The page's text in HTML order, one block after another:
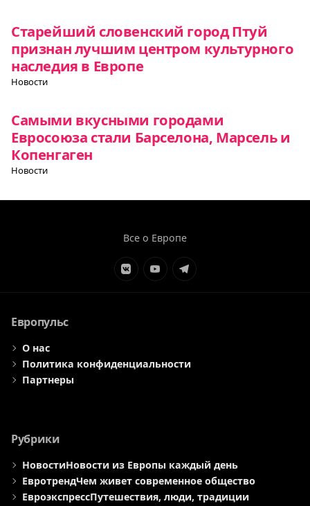
Старейший словенский город Птуй
признан лучшим центром культурного
наследия в Европе
Новости
Самыми вкусными городами
Евросоюза стали Барселона, Марсель и
Копенгаген
Новости
Все о Европе
ЭлементЭлементЭлемент
Европульс
О нас
Политика конфиденциальности
Партнеры
Рубрики
НовостиНовости из Европы каждый день
ЕвротрендЧем живет современное общество
ЕвроэкспрессПутешествия, люди, традиции